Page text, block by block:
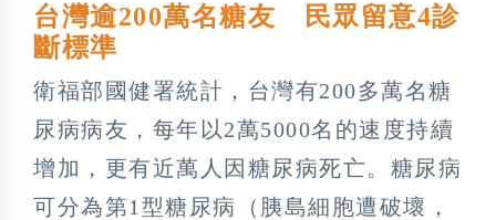
台灣逾200萬名糖友 民眾留意4診
斷標準
衛福部國健署統計，台灣有200多萬名糖
尿病病友，每年以2萬5000名的速度持續
增加，更有近萬人因糖尿病死亡。糖尿病
可分為第1型糖尿病（胰島細胞遭破壞，